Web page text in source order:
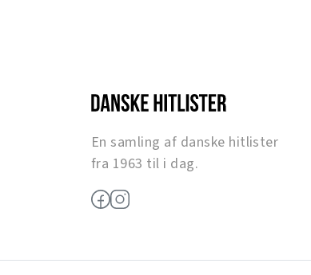
En samling af danske hitlister
fra 1963 til i dag.